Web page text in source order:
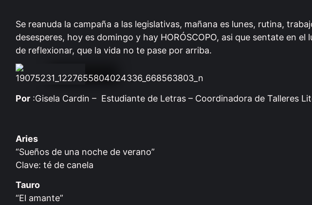
Se reanuda la campaña a las legislativas, mañana es lunes, rutina,
desesperes, hoy es domingo y hay HORÓSCOPO, asi que sentate en
de reflexionar, que la vida no te pase por arriba.
Por :Gisela Cardin – Estudiante de Letras – Coordinadora de Talleres
Aries
“Sueños de una noche de verano”
Clave: té de canela
Tauro
“El amante”